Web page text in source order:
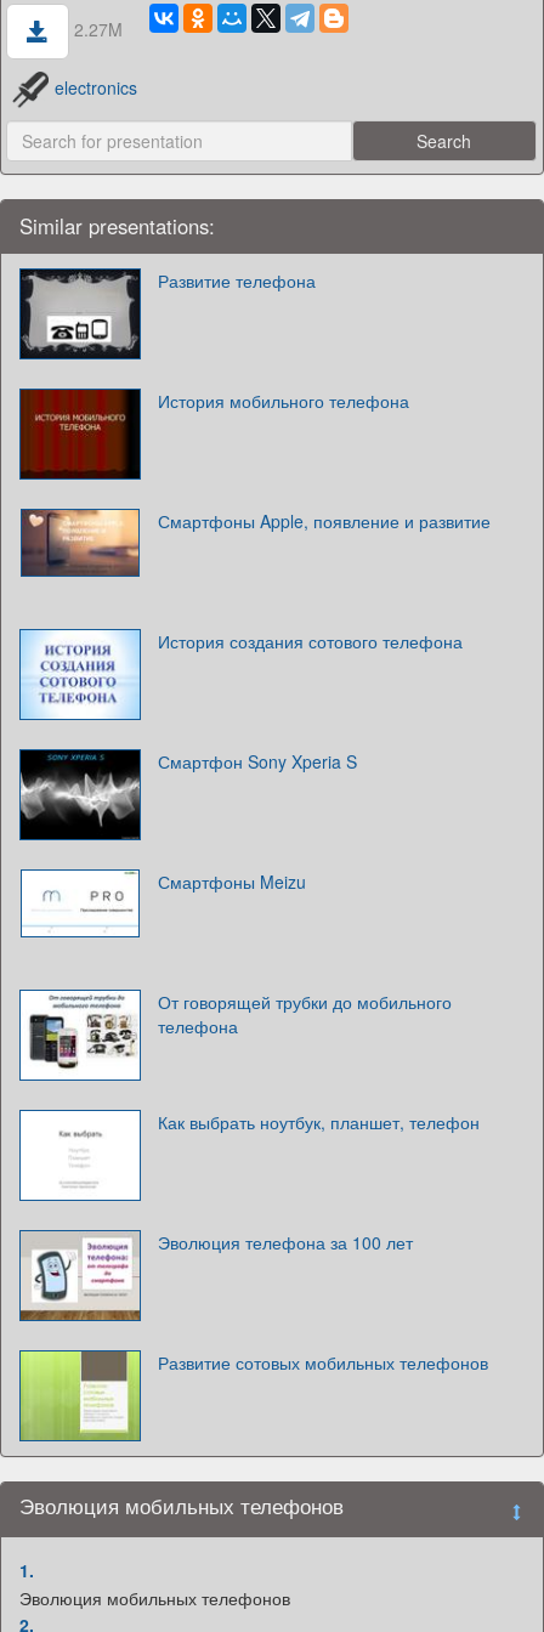
2.27M
electronics
Similar presentations:
Развитие телефона
История мобильного телефона
Смартфоны Apple, появление и развитие
История создания сотового телефона
Смартфон Sony Xperia S
Смартфоны Meizu
От говорящей трубки до мобильного
телефона
Как выбрать ноутбук, планшет, телефон
Эволюция телефона за 100 лет
Развитие сотовых мобильных телефонов
Эволюция мобильных телефонов
1.
Эволюция мобильных телефонов
2.